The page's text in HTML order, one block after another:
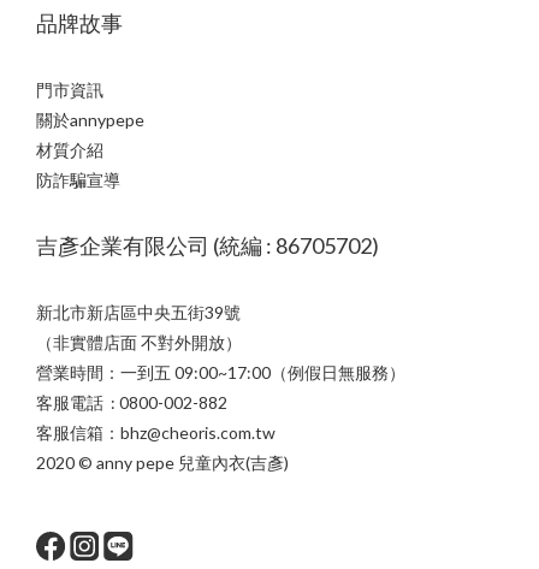
品牌故事
門市資訊
關於annypepe
材質介紹
防詐騙宣導
吉彥企業有限公司 (統編 : 86705702)
新北市新店區中央五街39號
（非實體店面 不對外開放）
營業時間：一到五 09:00~17:00（例假日無服務）
客服電話 : 0800-002-882
客服信箱：bhz@cheoris.com.tw
2020 © anny pepe 兒童內衣(吉彥)